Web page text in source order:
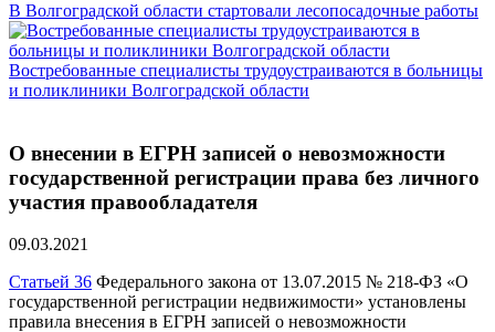
В Волгоградской области стартовали лесопосадочные работы
Востребованные специалисты трудоустраиваются в больницы
и поликлиники Волгоградской области
О внесении в ЕГРН записей о невозможности
государственной регистрации права без личного
участия правообладателя
09.03.2021
Статьей 36 Федерального закона от 13.07.2015 № 218-ФЗ «О
государственной регистрации недвижимости» установлены
правила внесения в ЕГРН записей о невозможности